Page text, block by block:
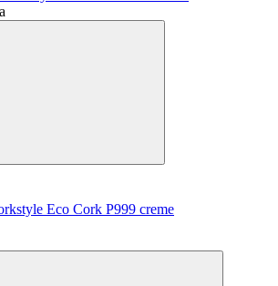
Eco Cork P999 creme